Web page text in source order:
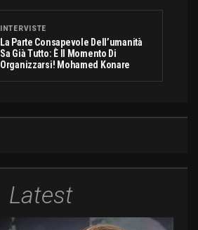
INTERVISTE
La Parte Consapevole Dell’umanità
Sa Già Tutto: È Il Momento Di
Organizzarsi! Mohamed Konare
Latest